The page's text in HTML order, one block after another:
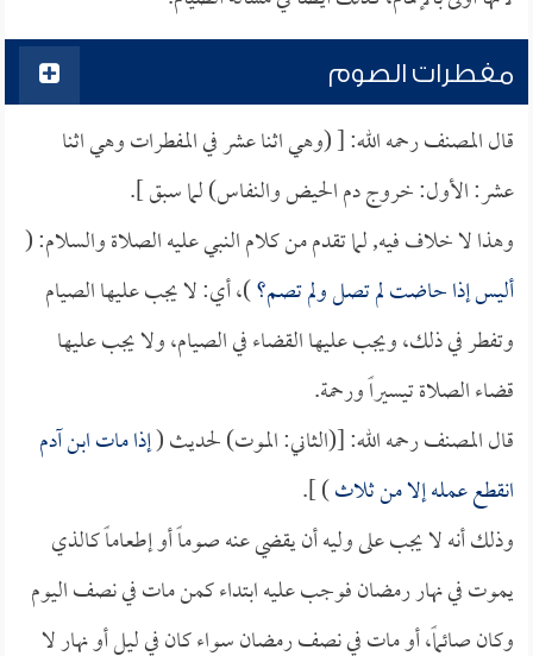
مفطرات الصوم
قال المصنف رحمه الله: [ (وهي اثنا عشر في المفطرات وهي اثنا
عشر: الأول: خروج دم الحيض والنفاس) لما سبق ].
وهذا لا خلاف فيه, لما تقدم من كلام النبي عليه الصلاة والسلام: (
أليس إذا حاضت لم تصل ولم تصم؟)، أي: لا يجب عليها الصيام
وتفطر في ذلك، ويجب عليها القضاء في الصيام، ولا يجب عليها
قضاء الصلاة تيسيراً ورحمة.
قال المصنف رحمه الله: [(الثاني: الموت) لحديث (إذا مات ابن آدم
انقطع عمله إلا من ثلاث) ].
وذلك أنه لا يجب على وليه أن يقضي عنه صوماً أو إطعاماً كالذي
يموت في نهار رمضان فوجب عليه ابتداء كمن مات في نصف اليوم
وكان صائماً، أو مات في نصف رمضان سواء كان في ليل أو نهار لا